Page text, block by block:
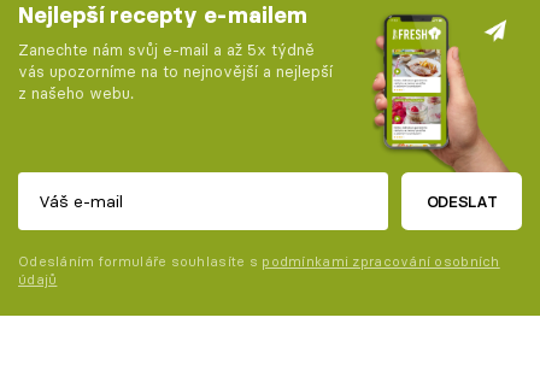
Nejlepší recepty e-mailem
Zanechte nám svůj e-mail a až 5x týdně
vás upozorníme na to nejnovější a nejlepší
z našeho webu.
ODESLAT
Odesláním formuláře souhlasíte s podmínkami zpracování osobních
údajů